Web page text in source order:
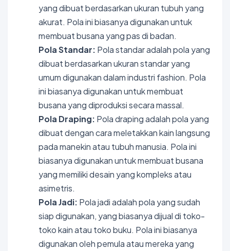
yang dibuat berdasarkan ukuran tubuh yang
akurat. Pola ini biasanya digunakan untuk
membuat busana yang pas di badan.
Pola Standar: Pola standar adalah pola yang
dibuat berdasarkan ukuran standar yang
umum digunakan dalam industri fashion. Pola
ini biasanya digunakan untuk membuat
busana yang diproduksi secara massal.
Pola Draping: Pola draping adalah pola yang
dibuat dengan cara meletakkan kain langsung
pada manekin atau tubuh manusia. Pola ini
biasanya digunakan untuk membuat busana
yang memiliki desain yang kompleks atau
asimetris.
Pola Jadi: Pola jadi adalah pola yang sudah
siap digunakan, yang biasanya dijual di toko-
toko kain atau toko buku. Pola ini biasanya
digunakan oleh pemula atau mereka yang